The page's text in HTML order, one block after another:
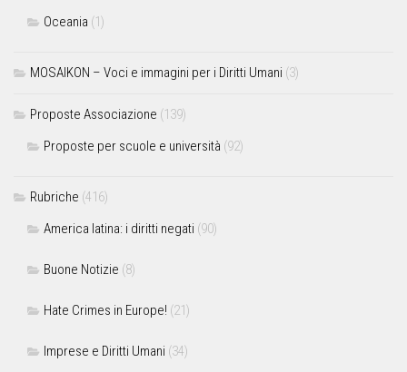
Oceania (1)
MOSAIKON – Voci e immagini per i Diritti Umani (3)
Proposte Associazione (139)
Proposte per scuole e università (92)
Rubriche (416)
America latina: i diritti negati (90)
Buone Notizie (8)
Hate Crimes in Europe! (21)
Imprese e Diritti Umani (34)